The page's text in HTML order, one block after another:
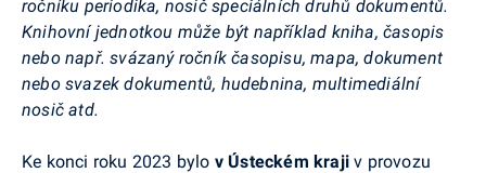
ročníku periodika, nosič speciálních druhů dokumentů.
Knihovní jednotkou může být například kniha, časopis
nebo např. svázaný ročník časopisu, mapa, dokument
nebo svazek dokumentů, hudebnina, multimediální
nosič atd.
Ke konci roku 2023 bylo v Ústeckém kraji v provozu